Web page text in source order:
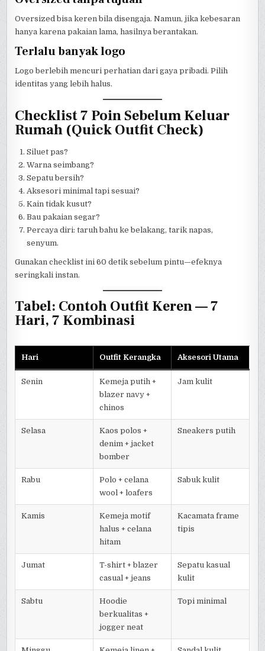
Oversized bisa keren bila disengaja. Namun, jika kebesaran
hanya karena pakaian lama, hasilnya berantakan.
Terlalu banyak logo
Logo berlebih mencuri perhatian dari gaya pribadi. Pilih
identitas yang lebih halus.
Checklist 7 Poin Sebelum Keluar
Rumah (Quick Outfit Check)
Siluet pas?
Warna seimbang?
Sepatu bersih?
Aksesori minimal tapi sesuai?
Kain tidak kusut?
Bau pakaian segar?
Percaya diri: taruh bahu ke belakang, tarik napas,
senyum.
Gunakan checklist ini 60 detik sebelum pintu—efeknya
seringkali instan.
Tabel: Contoh Outfit Keren — 7
Hari, 7 Kombinasi
Hari Outfit Kerangka Aksesori Utama
Senin
Kemeja putih +
blazer navy +
chinos
Jam kulit
Selasa
Kaos polos +
denim + jacket
bomber
Sneakers putih
Rabu
Polo + celana
wool + loafers
Sabuk kulit
Kamis
Kemeja motif
halus + celana
hitam
Kacamata frame
tipis
Jumat
T-shirt + blazer
casual + jeans
Sepatu kasual
kulit
Sabtu
Hoodie
berkualitas +
jogger neat
Topi minimal